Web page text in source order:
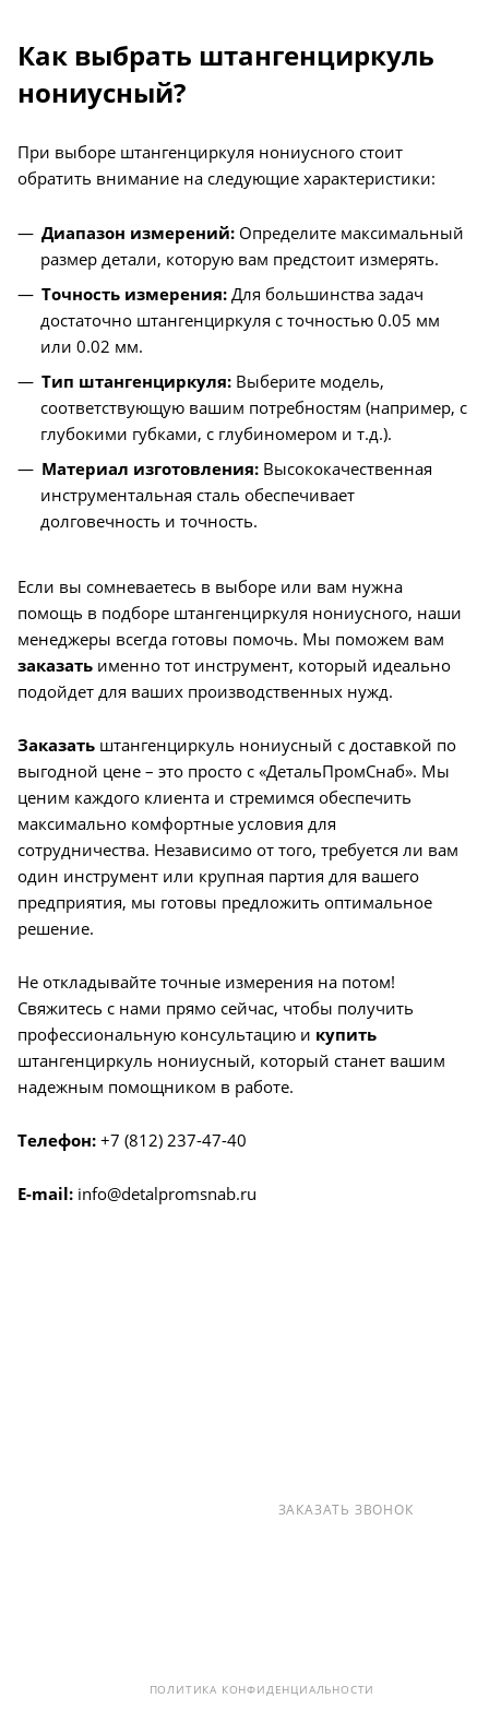
Как выбрать штангенциркуль
нониусный?
При выборе штангенциркуля нониусного стоит
обратить внимание на следующие характеристики:
Диапазон измерений: Определите максимальный
размер детали, которую вам предстоит измерять.
Точность измерения: Для большинства задач
достаточно штангенциркуля с точностью 0.05 мм
или 0.02 мм.
Тип штангенциркуля: Выберите модель,
соответствующую вашим потребностям (например, с
глубокими губками, с глубиномером и т.д.).
Материал изготовления: Высококачественная
инструментальная сталь обеспечивает
долговечность и точность.
Если вы сомневаетесь в выборе или вам нужна
помощь в подборе штангенциркуля нониусного, наши
менеджеры всегда готовы помочь. Мы поможем вам
заказать именно тот инструмент, который идеально
подойдет для ваших производственных нужд.
Заказать штангенциркуль нониусный с доставкой по
выгодной цене – это просто с «ДетальПромСнаб». Мы
ценим каждого клиента и стремимся обеспечить
максимально комфортные условия для
сотрудничества. Независимо от того, требуется ли вам
один инструмент или крупная партия для вашего
предприятия, мы готовы предложить оптимальное
решение.
Не откладывайте точные измерения на потом!
Свяжитесь с нами прямо сейчас, чтобы получить
профессиональную консультацию и купить
штангенциркуль нониусный, который станет вашим
надежным помощником в работе.
Телефон: +7 (812) 237-47-40
E-mail: info@detalpromsnab.ru
ЗАКАЗАТЬ ЗВОНОК
ПОЛИТИКА КОНФИДЕНЦИАЛЬНОСТИ